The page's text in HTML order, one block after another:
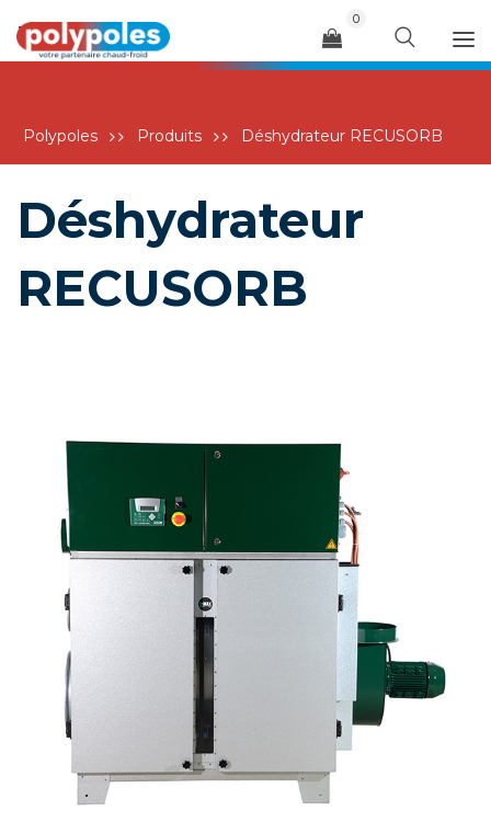
Menu
0
Polypoles Produits Déshydrateur RECUSORB
Déshydrateur
RECUSORB